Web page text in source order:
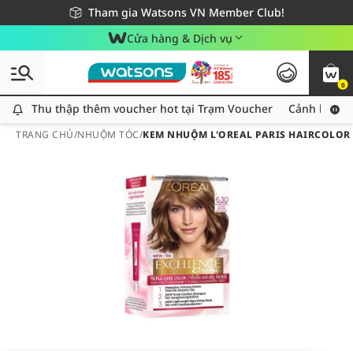
Tham gia Watsons VN Member Club!
Miễn phí giao hàng cho đơn hàng từ 249,000Đ
Giao hàng nhanh 24h - Áp dụng khu vực TP. Hồ Chí Minh
Cửa hàng & Dịch vụ
0
Thu thập thêm voucher hot tại Trạm Voucher
Thu thập thêm voucher hot tại Trạm Voucher Cảnh báo
TRANG CHỦ/NHUỘM TÓC/KEM NHUỘM L'OREAL PARIS